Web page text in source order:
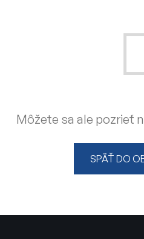
Môžete sa ale pozrieť
SPÄŤ DO